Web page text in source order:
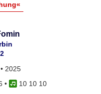
2025
•
10 10 10